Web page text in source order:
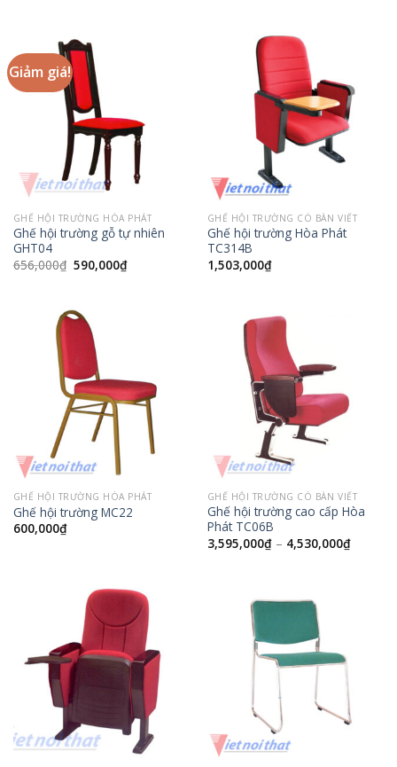
Giảm giá!
GHẾ HỘI TRƯỜNG HÒA PHÁT
Ghế hội trường gỗ tự nhiên
GHT04
656,000₫ Giá
gốc
590,000₫Giá
hiện
GHẾ HỘI TRƯỜNG CÓ BÀN VIẾT
Ghế hội trường Hòa Phát
TC314B
1,503,000₫
GHẾ HỘI TRƯỜNG HÒA PHÁT
Ghế hội trường MC22
600,000₫
GHẾ HỘI TRƯỜNG CÓ BÀN VIẾT
Ghế hội trường cao cấp Hòa
Phát TC06B
3,595,000₫– 4,530,000₫